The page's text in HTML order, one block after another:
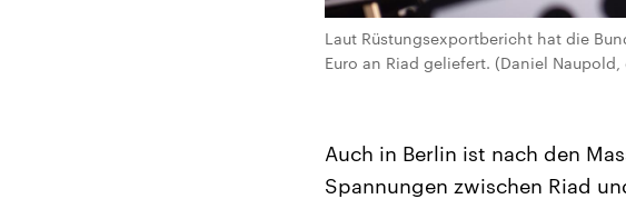
Laut Rüstungsexportbericht hat die
Euro an Riad geliefert. (Daniel
Auch in Berlin ist nach den
Spannungen zwischen Riad